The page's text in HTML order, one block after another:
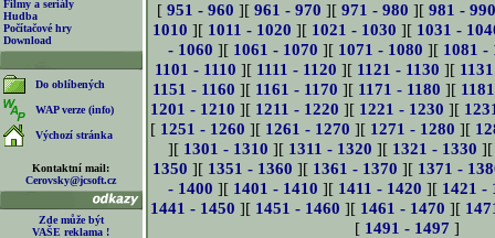
Filmy a seriály
Hudba
Počítačové hry
Download
Do oblíbených
WAP verze (info)
Výchozí stránka
Kontaktní mail:
Cerovsky@jcsoft.cz
Zde může být
VAŠE reklama !
[951 - 960 ][961 - 970 ][971 - 980 ][981 -
1010 ][ 1011 - 1020 ][ 1021 - 1030 ][ 1031 -
- 1060 ][ 1061 - 1070 ][ 1071 - 1080 ][ 1081 -
1101 - 1110 ][ 1111 - 1120 ][ 1121 - 1130 ][
1151 - 1160 ][ 1161 - 1170 ][ 1171 - 1180 ][
1201 - 1210 ][ 1211 - 1220 ][ 1221 - 1230 ][
[ 1251 - 1260 ][ 1261 - 1270 ][ 1271 - 1280 ][
][ 1301 - 1310 ][ 1311 - 1320 ][ 1321 - 1330
1350 ][ 1351 - 1360 ][ 1361 - 1370 ][ 1371 -
- 1400 ][ 1401 - 1410 ][ 1411 - 1420 ][ 1421 -
1441 - 1450 ][ 1451 - 1460 ][ 1461 - 1470 ][
[ 1491 - 1497 ]